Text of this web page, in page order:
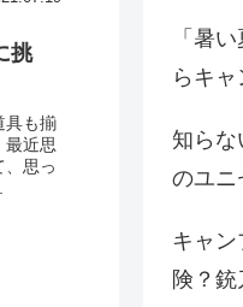
挑
具も揃
最近思
、思っ
「暑
らキ
知らな
のユ
キャ
険？